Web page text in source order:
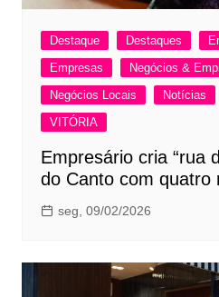
Destaque Destaques
Empresas
Negócios &
Negócios Locais
Notícias
VITÓRIA
Empresário cria “rua
do Canto com quatro
seg, 09/02/2026